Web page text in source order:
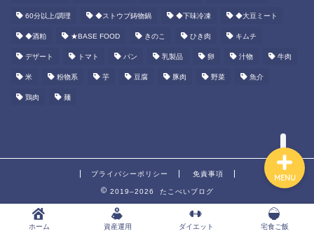
60分以上/調理 ◆ストウブ鋳物鍋 ◆下味冷凍 ◆大豆ミート
◆酒粕 ★BASE FOOD きのこ ひき肉 キムチ
デザート トマト パン 乳製品 卵 汁物 牛肉
米 粉物系 芋 豆腐 豚肉 野菜 魚介
鶏肉 麺
プライバシーポリシー 免責事項
2019–2026 たこべいブログ
ホーム 資産運用 ダイエット 宅食ご飯
MENU
資産運用
ダイエット